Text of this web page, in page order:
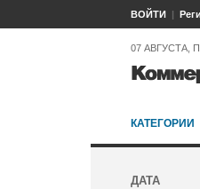
ВОЙТИ
07 АВГУСТА,
КАТЕГОРИИ
ДАТА